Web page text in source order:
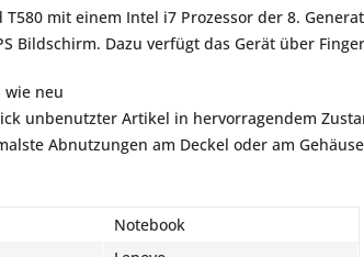
T580 mit einem Intel i7 Prozessor der 8.
Bildschirm. Dazu verfügt das Gerät über
wie neu
unbenutzter Artikel in hervorragendem
Abnutzungen am Deckel oder am
Notebook